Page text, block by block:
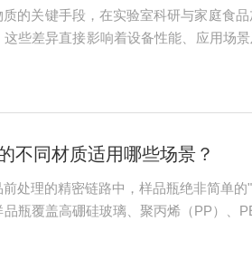
的关键手段，在实验室科研与家庭食
些差异直接影响着设备性能、应用场
隔板，支持精...
不同材质适用哪些场景？
处理的精密链路中，样品瓶绝非简单
瓶覆盖高硼硅玻璃、聚丙烯（PP）、
...